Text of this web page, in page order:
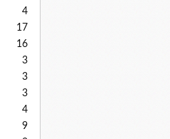
4
17
16
3
3
3
4
9